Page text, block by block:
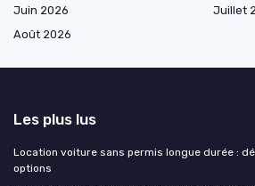
Juin 2026
Juillet
Août 2026
Les plus lus
Location voiture sans permis longue durée :
options